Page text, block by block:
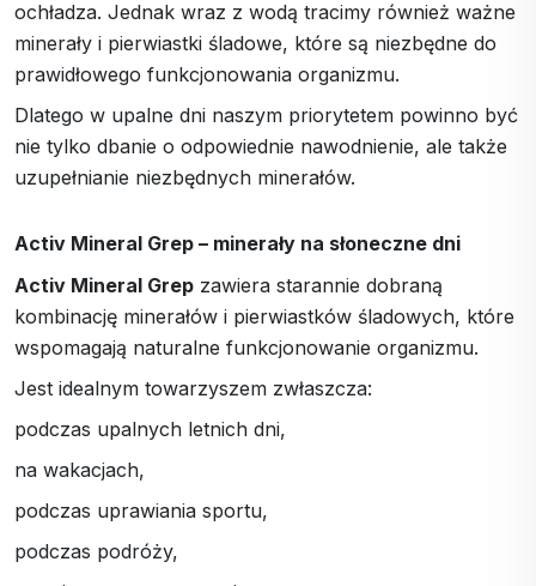
ochładza. Jednak wraz z wodą tracimy również ważne
minerały i pierwiastki śladowe, które są niezbędne do
prawidłowego funkcjonowania organizmu.
Dlatego w upalne dni naszym priorytetem powinno być
nie tylko dbanie o odpowiednie nawodnienie, ale także
uzupełnianie niezbędnych minerałów.
Activ Mineral Grep – minerały na słoneczne dni
Activ Mineral Grep zawiera starannie dobraną
kombinację minerałów i pierwiastków śladowych, które
wspomagają naturalne funkcjonowanie organizmu.
Jest idealnym towarzyszem zwłaszcza:
podczas upalnych letnich dni,
na wakacjach,
podczas uprawiania sportu,
podczas podróży,